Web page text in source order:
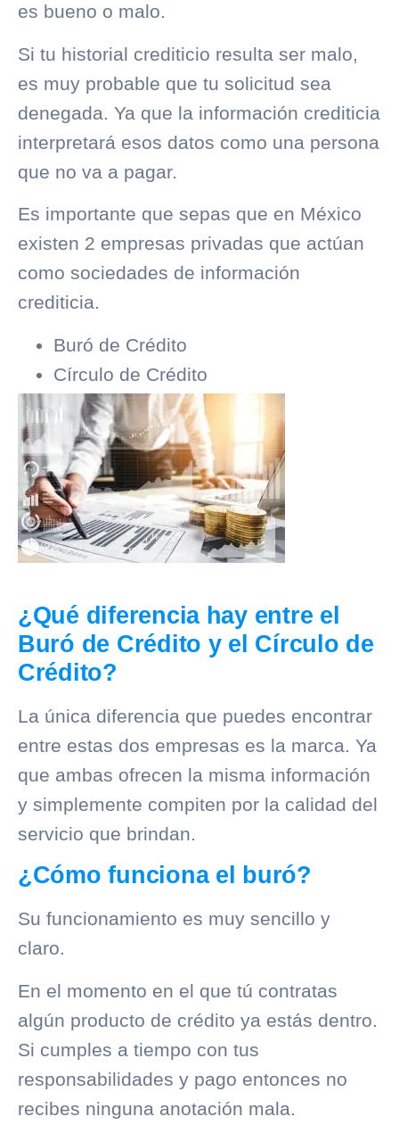
es bueno o malo.
Si tu historial crediticio resulta ser malo,
es muy probable que tu solicitud sea
denegada. Ya que la información crediticia
interpretará esos datos como una persona
que no va a pagar.
Es importante que sepas que en México
existen 2 empresas privadas que actúan
como sociedades de información
crediticia.
Buró de Crédito
Círculo de Crédito
¿Qué diferencia hay entre el
Buró de Crédito y el Círculo de
Crédito?
La única diferencia que puedes encontrar
entre estas dos empresas es la marca. Ya
que ambas ofrecen la misma información
y simplemente compiten por la calidad del
servicio que brindan.
¿Cómo funciona el buró?
Su funcionamiento es muy sencillo y
claro.
En el momento en el que tú contratas
algún producto de crédito ya estás dentro.
Si cumples a tiempo con tus
responsabilidades y pago entonces no
recibes ninguna anotación mala.